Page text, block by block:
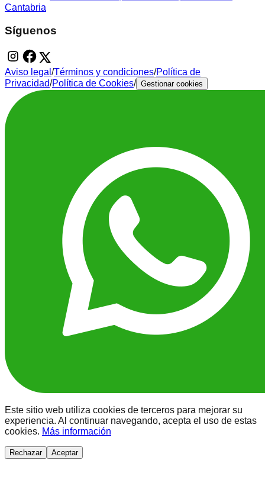
Cantabria
Síguenos
Aviso legal /Términos y condiciones/Política de
Privacidad/Política de Cookies/ Gestionar cookies
Este sitio web utiliza cookies de terceros para mejorar su
experiencia. Al continuar navegando, acepta el uso de estas
cookies. Más información
Rechazar Aceptar